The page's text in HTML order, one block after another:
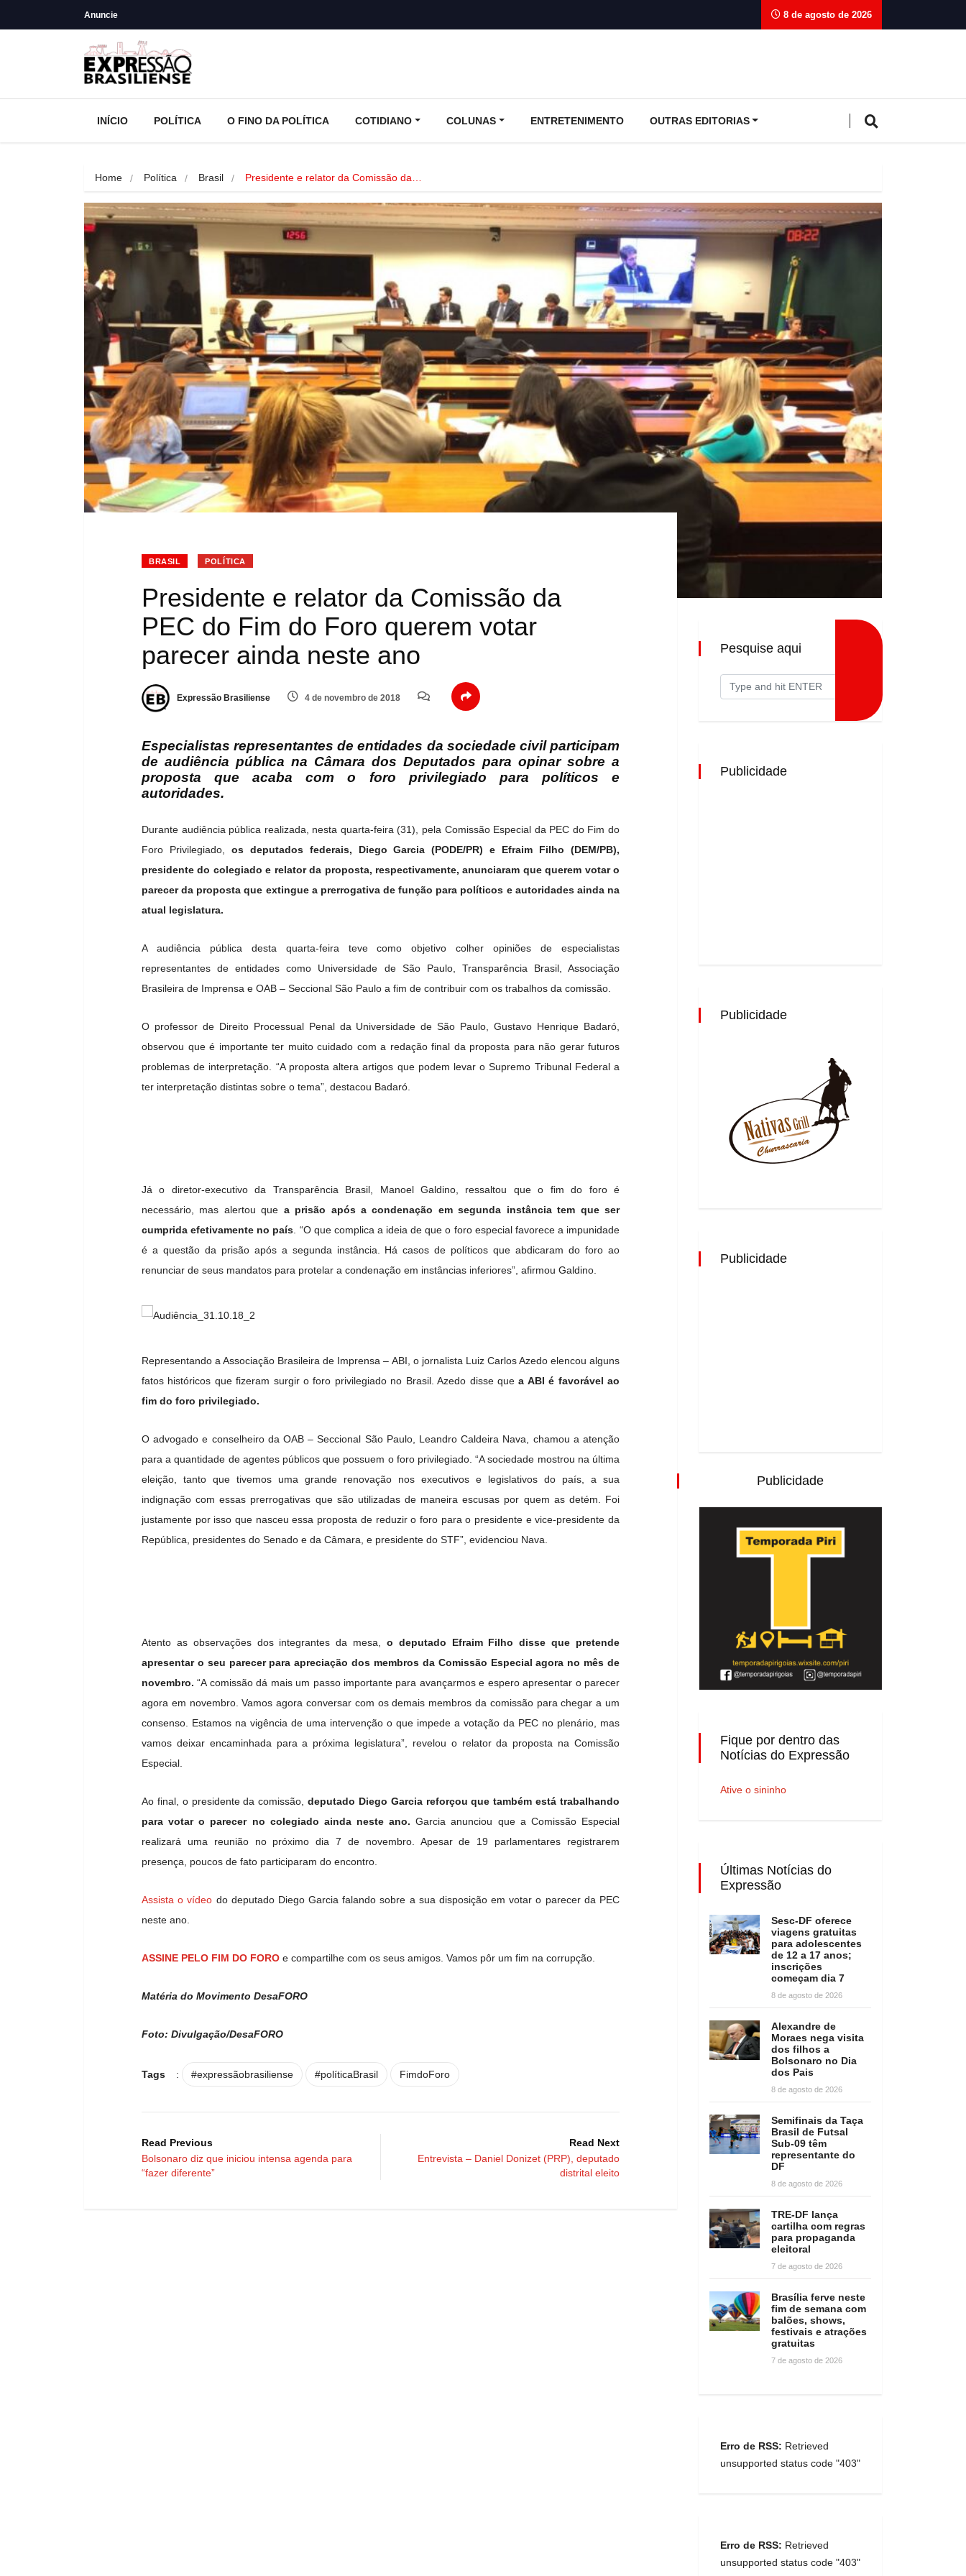
Anuncie 8 de agosto de 2026
INÍCIO POLÍTICA O FINO DA POLÍTICA COTIDIANO COLUNAS ENTRETENIMENTO OUTRAS EDITORIAS
Home Política Brasil Presidente e relator da Comissão da…
BRASIL POLÍTICA
Presidente e relator da Comissão da
PEC do Fim do Foro querem votar
parecer ainda neste ano
Expressão Brasiliense 4 de novembro de 2018
Especialistas representantes de entidades da sociedade civil participam
de audiência pública na Câmara dos Deputados para opinar sobre a
proposta que acaba com o foro privilegiado para políticos e
autoridades.
Durante audiência pública realizada, nesta quarta-feira (31), pela Comissão Especial da PEC do Fim do
Foro Privilegiado, os deputados federais, Diego Garcia (PODE/PR) e Efraim Filho (DEM/PB),
presidente do colegiado e relator da proposta, respectivamente, anunciaram que querem votar o
parecer da proposta que extingue a prerrogativa de função para políticos e autoridades ainda na
atual legislatura.
A audiência pública desta quarta-feira teve como objetivo colher opiniões de especialistas
representantes de entidades como Universidade de São Paulo, Transparência Brasil, Associação
Brasileira de Imprensa e OAB – Seccional São Paulo a fim de contribuir com os trabalhos da comissão.
O professor de Direito Processual Penal da Universidade de São Paulo, Gustavo Henrique Badaró,
observou que é importante ter muito cuidado com a redação final da proposta para não gerar futuros
problemas de interpretação. “A proposta altera artigos que podem levar o Supremo Tribunal Federal a
ter interpretação distintas sobre o tema”, destacou Badaró.
Já o diretor-executivo da Transparência Brasil, Manoel Galdino, ressaltou que o fim do foro é
necessário, mas alertou que a prisão após a condenação em segunda instância tem que ser
cumprida efetivamente no país . “O que complica a ideia de que o foro especial favorece a impunidade
é a questão da prisão após a segunda instância. Há casos de políticos que abdicaram do foro ao
renunciar de seus mandatos para protelar a condenação em instâncias inferiores”, afirmou Galdino.
Representando a Associação Brasileira de Imprensa – ABI, o jornalista Luiz Carlos Azedo elencou alguns
fatos históricos que fizeram surgir o foro privilegiado no Brasil. Azedo disse quea ABI é favorável ao
fim do foro privilegiado.
O advogado e conselheiro da OAB – Seccional São Paulo, Leandro Caldeira Nava, chamou a atenção
para a quantidade de agentes públicos que possuem o foro privilegiado. “A sociedade mostrou na última
eleição, tanto que tivemos uma grande renovação nos executivos e legislativos do país, a sua
indignação com essas prerrogativas que são utilizadas de maneira escusas por quem as detém. Foi
justamente por isso que nasceu essa proposta de reduzir o foro para o presidente e vice-presidente da
República, presidentes do Senado e da Câmara, e presidente do STF”, evidenciou Nava.
Atento as observações dos integrantes da mesa, o deputado Efraim Filho disse que pretende
apresentar o seu parecer para apreciação dos membros da Comissão Especial agora no mês de
novembro. “A comissão dá mais um passo importante para avançarmos e espero apresentar o parecer
agora em novembro. Vamos agora conversar com os demais membros da comissão para chegar a um
consenso. Estamos na vigência de uma intervenção o que impede a votação da PEC no plenário, mas
vamos deixar encaminhada para a próxima legislatura”, revelou o relator da proposta na Comissão
Especial.
Ao final, o presidente da comissão,deputado Diego Garcia reforçou que também está trabalhando
para votar o parecer no colegiado ainda neste ano. Garcia anunciou que a Comissão Especial
realizará uma reunião no próximo dia 7 de novembro. Apesar de 19 parlamentares registrarem
presença, poucos de fato participaram do encontro.
Assista o vídeo do deputado Diego Garcia falando sobre a sua disposição em votar o parecer da PEC
neste ano.
ASSINE PELO FIM DO FORO e compartilhe com os seus amigos. Vamos pôr um fim na corrupção.
Matéria do Movimento DesaFORO
Foto: Divulgação/DesaFORO
Tags : #expressãobrasiliense #políticaBrasil FimdoForo
Read Previous
Bolsonaro diz que iniciou intensa agenda para
“fazer diferente”
Read Next
Entrevista – Daniel Donizet (PRP), deputado
distrital eleito
Pesquise aqui
Publicidade
Publicidade
Publicidade
Publicidade
Fique por dentro das
Notícias do Expressão
Ative o sininho
Últimas Notícias do
Expressão
Sesc-DF oferece
viagens gratuitas
para adolescentes
de 12 a 17 anos;
inscrições
começam dia 7
8 de agosto de 2026
Alexandre de
Moraes nega visita
dos filhos a
Bolsonaro no Dia
dos Pais
8 de agosto de 2026
Semifinais da Taça
Brasil de Futsal
Sub-09 têm
representante do
DF
8 de agosto de 2026
TRE-DF lança
cartilha com regras
para propaganda
eleitoral
7 de agosto de 2026
Brasília ferve neste
fim de semana com
balões, shows,
festivais e atrações
gratuitas
7 de agosto de 2026
Erro de RSS: Retrieved
unsupported status code "403"
Erro de RSS: Retrieved
unsupported status code "403"